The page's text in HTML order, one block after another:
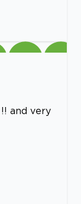
and very